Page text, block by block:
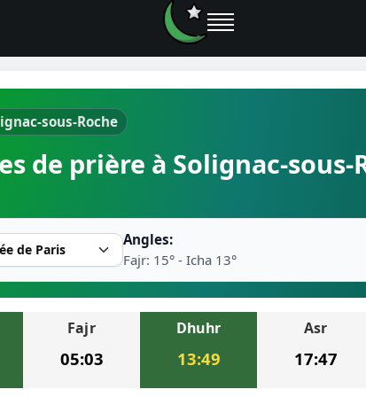
prières
près de moi
la prière
sous-Roche
de prière à Solignac-sous-
Angles:
Fajr: 15° - Icha 13°
Fajr
05:03
Dhuhr
13:49
Asr
17:47